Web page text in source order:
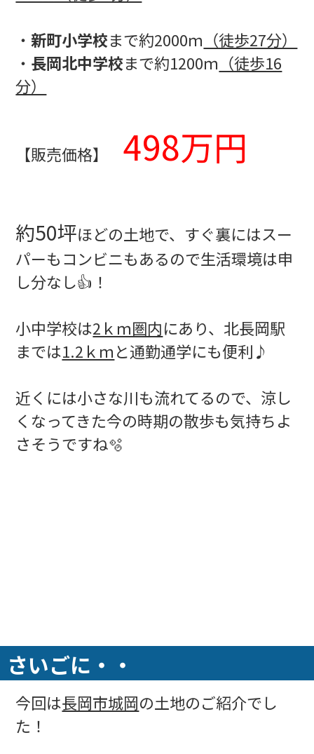
・新町小学校まで約2000ｍ （徒歩27分）
・ 長岡北中学校まで約1200ｍ （徒歩16
分）
【販売価格】498万円
約50坪ほどの土地で、すぐ裏にはスー
パーもコンビニもあるので生活環境は申
し分なし👍！
小中学校は2ｋｍ圏内にあり、北長岡駅
までは1.2ｋｍと通勤通学にも便利♪
近くには小さな川も流れてるので、涼し
くなってきた今の時期の散歩も気持ちよ
さそうですね🫧
さいごに・・
今回は長岡市城岡の土地のご紹介でし
た！